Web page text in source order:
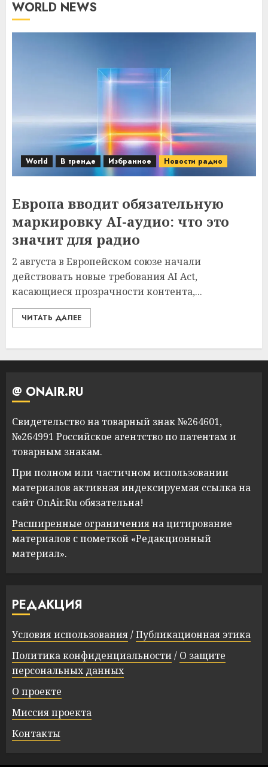
WORLD NEWS
World В тренде Избранное Новости радио
Европа вводит обязательную
маркировку AI-аудио: что это
значит для радио
2 августа в Европейском союзе начали
действовать новые требования AI Act,
касающиеся прозрачности контента,...
ЧИТАТЬ ДАЛЕЕ
@ ONAIR.RU
Свидетельство на товарный знак №264601,
№264991 Российское агентство по патентам и
товарным знакам.
При полном или частичном использовании
материалов активная индексируемая ссылка на
сайт OnAir.Ru обязательна!
Расширенные ограниченияна цитирование
материалов с пометкой «Редакционный
материал».
РЕДАКЦИЯ
Условия использования/Публикационная этика
Политика конфиденциальности/ О защите
персональных данных
О проекте
Миссия проекта
Контакты